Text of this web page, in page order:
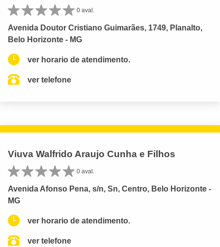
0 aval.
Avenida Doutor Cristiano Guimarães, 1749, Planalto,
Belo Horizonte - MG
ver horario de atendimento.
ver telefone
Viuva Walfrido Araujo Cunha e Filhos
0 aval.
Avenida Afonso Pena, s/n, Sn, Centro, Belo Horizonte -
MG
ver horario de atendimento.
ver telefone